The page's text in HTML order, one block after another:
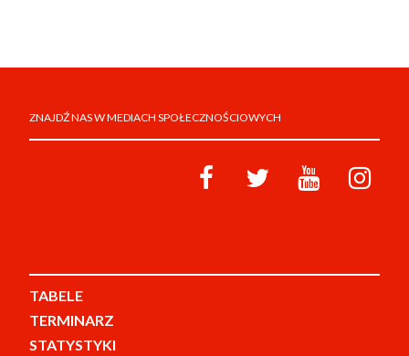
ZNAJDŹ NAS W MEDIACH SPOŁECZNOŚCIOWYCH
TABELE
TERMINARZ
STATYSTYKI